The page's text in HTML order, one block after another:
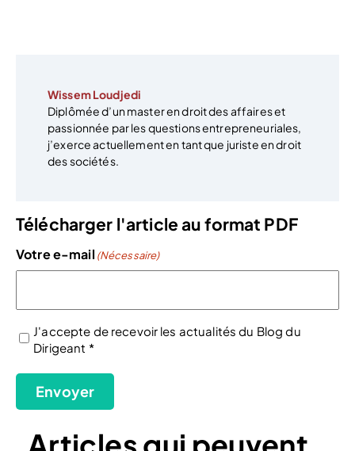
Wissem Loudjedi
Diplômée d’un master en droit des affaires et
passionnée par les questions entrepreneuriales,
j’exerce actuellement en tant que juriste en droit
des sociétés.
Télécharger l'article au format PDF
Votre e-mail (Nécessaire)
(Nécessaire)
J'accepte de recevoir les actualités du Blog du
Dirigeant *
Envoyer